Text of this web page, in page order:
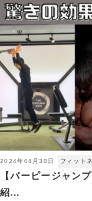
2024年04月30日 フィット
【バーピージャン
紹...